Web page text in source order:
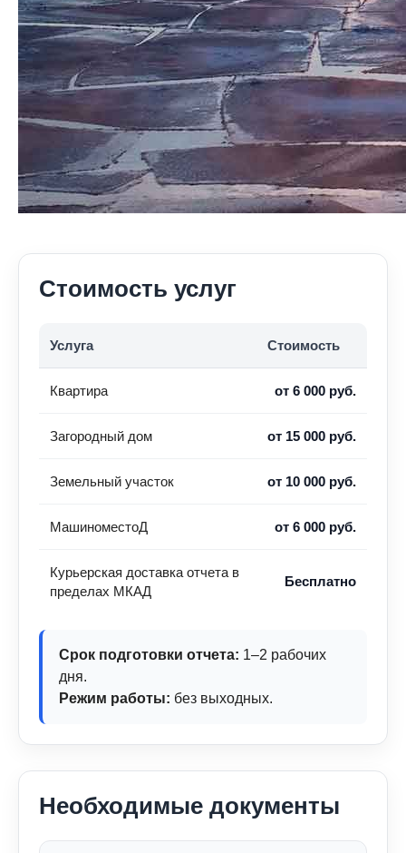
Стоимость услуг
Услуга Стоимость
Квартира от 6 000 руб.
Загородный дом от 15 000 руб.
Земельный участок от 10 000 руб.
МашиноместоД от 6 000 руб.
Курьерская доставка отчета в
пределах МКАД
Бесплатно
Срок подготовки отчета: 1–2 рабочих
дня.
Режим работы: без выходных.
Необходимые документы